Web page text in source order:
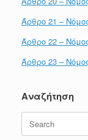
Άρθρο 21 –
Άρθρο 22 –
Άρθρο 23 –
Αναζήτηση
Search
for: